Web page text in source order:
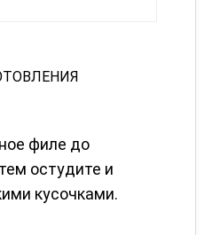
филе до
остудите и
кусочками.